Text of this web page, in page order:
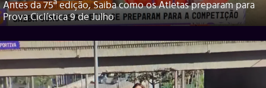
Antes da 75ª edição, Saiba como os Atletas preparam para
Prova Ciclística 9 de Julho